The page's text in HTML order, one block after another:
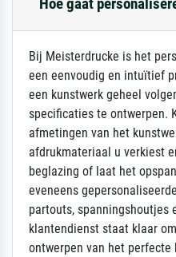
Hoe gaat
Bij Meisterdrucke is het
een eenvoudig en intuïtief
een kunstwerk geheel
specificaties te ontwerpen.
afmetingen van het
afdrukmateriaal u verkiest
beglazing of laat het
eveneens
partouts, spanningshoutjes
klantendienst staat klaar
ontwerpen van het perfecte